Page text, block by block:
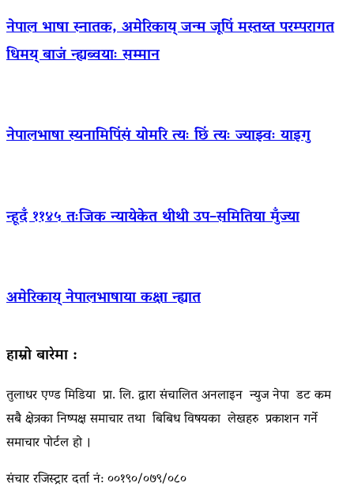
नेपाल भाषा स्नातक, अमेरिकाय् जन्म जूपिं मस्तय्त परम्परागत
धिमय् बाजं न्ह्यब्वयाः सम्मान
नेपालभाषा स्यनामिपिंसं योमरि त्यः छिं त्यः ज्याझ्वः याइगु
न्हूदँ ११४५ तःजिक न्यायेकेत थीथी उप–समितिया मुँज्या
अमेरिकाय् नेपालभाषाया कक्षा न्ह्यात
हाम्रो बारेमा :
तुलाधर एण्ड मिडिया प्रा. लि. द्वारा संचालित अनलाइन न्युज नेपा डट कम
सबै क्षेत्रका निष्पक्ष समाचार तथा बिबिध विषयका लेखहरु प्रकाशन गर्ने
समाचार पोर्टल हो ।
संचार रजिस्ट्रार दर्ता नं: ००१९०/०७९/०८०